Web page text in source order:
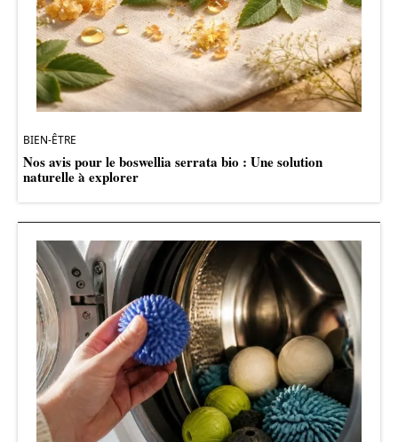
BIEN-ÊTRE
Nos avis pour le boswellia serrata bio : Une solution
naturelle à explorer